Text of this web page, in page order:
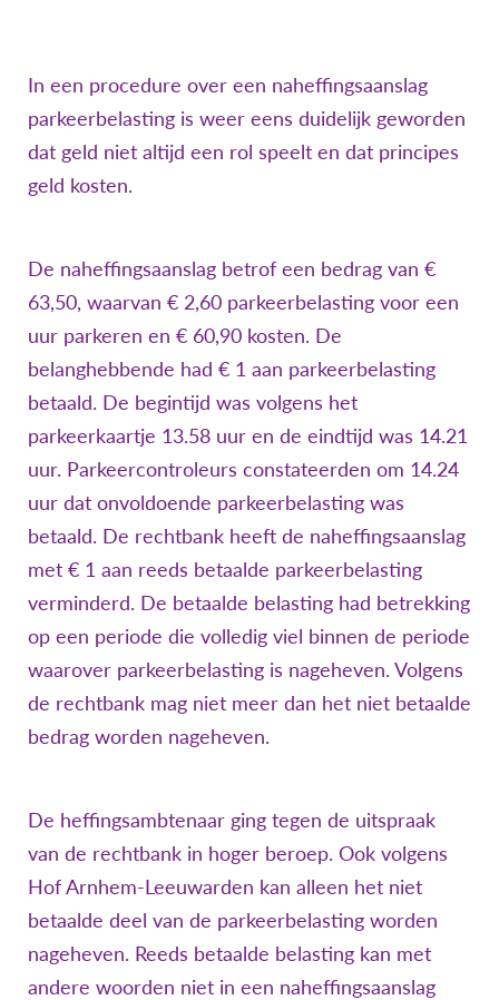
In een procedure over een naheffingsaanslag
parkeerbelasting is weer eens duidelijk geworden
dat geld niet altijd een rol speelt en dat principes
geld kosten.
De naheffingsaanslag betrof een bedrag van €
63,50, waarvan € 2,60 parkeerbelasting voor een
uur parkeren en € 60,90 kosten. De
belanghebbende had € 1 aan parkeerbelasting
betaald. De begintijd was volgens het
parkeerkaartje 13.58 uur en de eindtijd was 14.21
uur. Parkeercontroleurs constateerden om 14.24
uur dat onvoldoende parkeerbelasting was
betaald. De rechtbank heeft de naheffingsaanslag
met € 1 aan reeds betaalde parkeerbelasting
verminderd. De betaalde belasting had betrekking
op een periode die volledig viel binnen de periode
waarover parkeerbelasting is nageheven. Volgens
de rechtbank mag niet meer dan het niet betaalde
bedrag worden nageheven.
De heffingsambtenaar ging tegen de uitspraak
van de rechtbank in hoger beroep. Ook volgens
Hof Arnhem-Leeuwarden kan alleen het niet
betaalde deel van de parkeerbelasting worden
nageheven. Reeds betaalde belasting kan met
andere woorden niet in een naheffingsaanslag